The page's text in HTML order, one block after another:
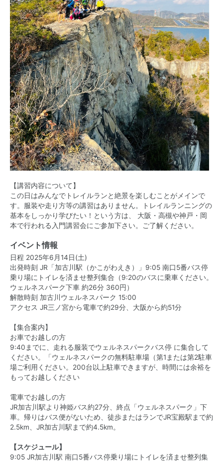
【講習内容について】
この日はみんなでトレイルランと絶景を楽しむことがメインで
す。服装や走り方等の講習はありません。トレイルランニングの
基本をしっかり学びたい！という方は、 大阪・高槻や神戸・岡
本で行われる入門講習会にご参加下さい。ご了解ください。
イベント情報
日程 2025年6月14日(土)
出発時刻 JR「加古川駅（かこがわえき）」9:05 南口5番バス停
乗り場にトイレを済ませ整列集合（9:20のバスに乗車ください。
ウェルネスパーク下車 約26分 360円）
解散時刻 加古川ウェルネスパーク 15:00
アクセス JR三ノ宮から電車で約29分、大阪から約51分
【集合案内】
お車でお越しの方
9:40までに、走れる服装でウェルネスパークバス停 に集合して
ください。「ウェルネスパークの無料駐車場（第1または第2駐車
場ご利用ください。200台以上駐車できますが、時間には余裕を
もってお越しください
電車でお越しの方
JR加古川駅より神姫バス約27分、終点「ウェルネスパーク」下
車。帰りはバス便がないため、徒歩またはランでJR宝殿駅まで約
2.5km、JR加古川駅まで約4.5km。
【スケジュール】
9:05 JR加古川駅 南口5番バス停乗り場にトイレを済ませ整列集